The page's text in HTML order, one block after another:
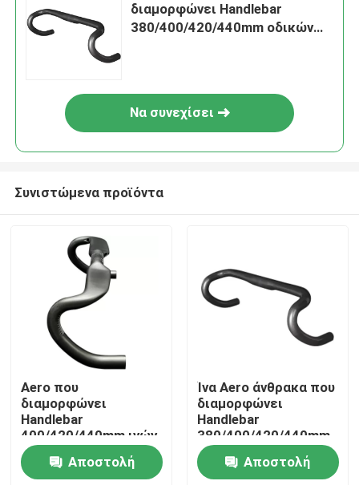
Προϊόντα
Σχετικά με εμάς
διαμορφώνει Handlebar
380/400/420/440mm οδικών
Να συνεχίσει
Συνιστώμενα προϊόντα
Aero που
διαμορφώνει
Handlebar
400/420/440mm ινών
άνθρακα φραγμός
πτώσης για το οδικό
Αποστολή
Ίνα Aero άνθρακα που
διαμορφώνει
Handlebar
380/400/420/440mm
οδικών ποδηλάτων
φραγμός πτώσης
Αποστολή